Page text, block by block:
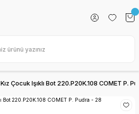
Kız Çocuk Işıklı Bot 220.P20K.108 COMET P.